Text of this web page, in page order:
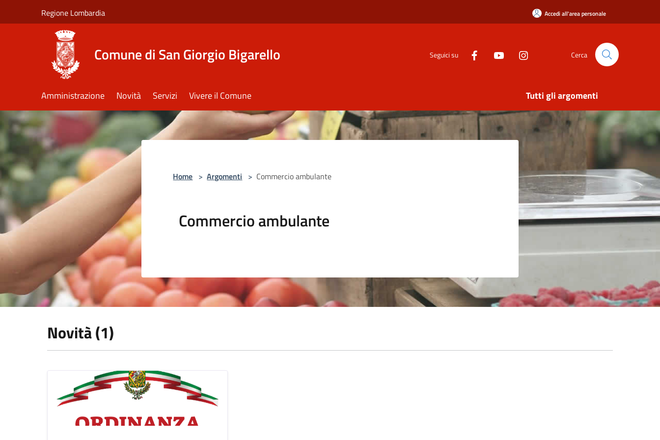
Regione Lombardia Accedi all'area personale
Comune di San Giorgio Bigarello Seguici su Cerca
Amministrazione Novità Servizi Vivere il Comune Tutti gli argomenti
Home > Argomenti > Commercio ambulante
Commercio ambulante
Novità (1)